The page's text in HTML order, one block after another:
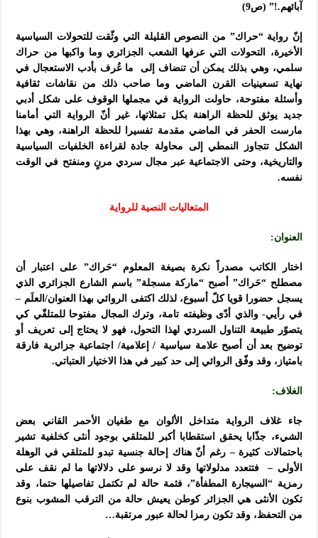
آبائهم.!” (ص9)
إنّ رواية “حراك” من النصوص القليلة التي وثّقت للتحولات السياسية
الأخيرة، التحولات التي عرفها الشعب الجزائري وما واكبها من حراك
سلمي، وهي بذلك يمكن أن تنضاف إلى ما عُرف بأدب الاستعجال في
نهاية تسعينيات القرن الماضي وما صاحب ذلك من نقاشات ثقافية
وأسئلة مفتوحة، حاولت الرواية في مجملها الوقوف على شكل أدبي
جديد يوثق للحظة الراهنة بكل تمثلاتها، غير أنّ الرواية التي أمامنا
مارست الحفر في الماضي مقدمة تفسيرا للحظة الراهنة، وهي بهذا
الشكل تتجاوز النمطي إلى محاولة جادة لقراءة الخلفيات السياسية
والتاريخية، وحتى الاجتماعية عبر مجال سردي مرنٍ ومنفتح في الوقت
نفسه.
المتعاليات النصية للرواية
العنوان:
اختار الكاتب مصدراً نكرة بصيغة المعلوم “حَراك” على اعتبار أن
مصطلح “حَراك” أصبح “ماركة مسجلة” باسم الشارع الجزائري الذي
يسجل حضورا قويا كلّ أسبوع، لذلك اكتفى الروائي بهذا العنوان/العلَم –
في رأيي- والذي أدّى وظيفته تامة، وترك المجال مفتوحا للمتلقّي كي
يتصوّر طبيعة التناول السردي لهذا التحول، فهو لا يحتاج إلى تعريف أو
توضيح بعد أن أصبح علامة سياسية / إعلامية/ اجتماعية جزائرية فارقة
بامتياز، وقد وفّق الروائي إلى حد كبير في هذا الاختيار العتباتي.
الغلاف:
جاء غلاف الرواية متداخل الألوان مع طغيان الأحمر القاني بعض
الشيء، جذّابا يحقق استقطابا أكبر للمتلقي بوجود أنثى كخلفية تشير
باحتمالات كثيرة – رغم أنّ هناك إحالة جنسية تبدو للمتلقي في الوهلة
الأولى – فتتعدد مدلولاتها وقد لا نرسو على دلالاتها ما لم نقف على
رمزية “السيجارة المطفأة”، فثمة حالة لم تكتمل تفاصيلها حتما، وقد
تكون الأنثى هي الجزائر كوطن يعيش حالة من الترقب المشوب بنوع
من التحفظ، وقد تكون رمزا لحالة عبور مرتقبة…